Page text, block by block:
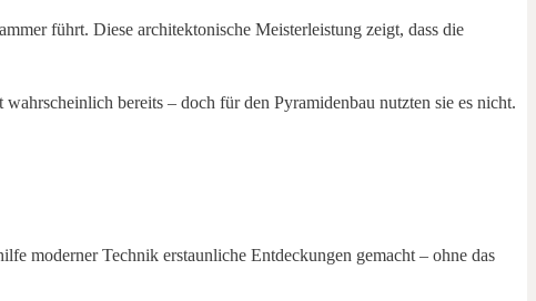
führt. Diese architektonische Meisterleistung zeigt, dass die
bereits – doch für den Pyramidenbau nutzten sie es nicht.
moderner Technik erstaunliche Entdeckungen gemacht – ohne das